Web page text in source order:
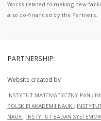
Works related to making new
also co-financed by the Partners.
PARTNERSHIP:
Website created by
INSTYTUT MATEMATYCZNY PAN ;
POLSKIEJ AKADEMII NAUK ;
NAUK ; INSTYTUT BADAŃ